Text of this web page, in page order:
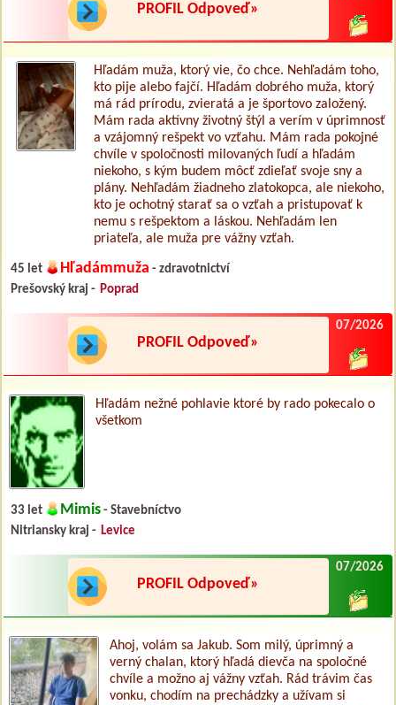
PROFIL Odpoveď»
Hľadám muža, ktorý vie, čo chce. Nehľadám toho,
kto pije alebo fajčí. Hľadám dobrého muža, ktorý
má rád prírodu, zvieratá a je športovo založený.
Mám rada aktívny životný štýl a verím v úprimnosť
a vzájomný rešpekt vo vzťahu. Mám rada pokojné
chvíle v spoločnosti milovaných ľudí a hľadám
niekoho, s kým budem môcť zdieľať svoje sny a
plány. Nehľadám žiadneho zlatokopca, ale niekoho,
kto je ochotný starať sa o vzťah a pristupovať k
nemu s rešpektom a láskou. Nehľadám len
priateľa, ale muža pre vážny vzťah.
45 let Hľadámmuža - zdravotnictví
Prešovský kraj - Poprad
PROFIL Odpoveď»
07/2026
Hľadám nežné pohlavie ktoré by rado pokecalo o
všetkom
33 let Mimis - Stavebníctvo
Nitriansky kraj - Levice
PROFIL Odpoveď»
07/2026
Ahoj, volám sa Jakub. Som milý, úprimný a
verný chalan, ktorý hľadá dievča na spoločné
chvíle a možno aj vážny vzťah. Rád trávim čas
vonku, chodím na prechádzky a užívam si